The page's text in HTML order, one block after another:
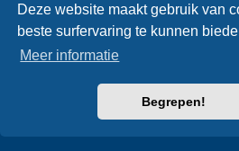
Deze website maakt gebruik van
beste surfervaring te kunnen
Meer informatie
Begrepen!